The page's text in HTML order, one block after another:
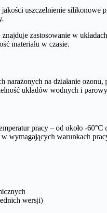
uszczelnienie silikonowe
zastosowanie w
materiału w czasie.
na działanie
układów wodnych i
pracy – od około -
wymagających warunkach
wersji)